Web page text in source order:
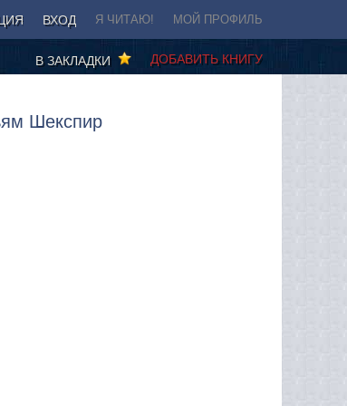
ВХОД Я ЧИТАЮ! МОЙ ПРОФИЛЬ
ДОБАВИТЬ КНИГУ
В ЗАКЛАДКИ
Шекспир